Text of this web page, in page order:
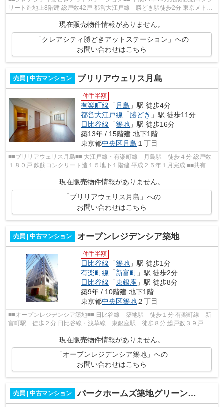
リート造地上8階建 総戸数42戸 都営大江戸線 勝どき駅徒歩2分 東京メトロ
現在販売物件情報がありません。
「クレアシティ勝どきアットステーション」への
お問い合わせはこちら
売買 | 中古マンション ブリリアウェリス月島
仲手半額
有楽町線 「 月島 」駅 徒歩4分
都営大江戸線 「 勝どき 」駅 徒歩11分
日比谷線 「築地 」駅 徒歩16分
築13年 / 15階建 地下1階
東京都中央区月島 １丁目
■■ブリリアウェリス月島■■ 大江戸線・有楽町線 月島駅 徒歩４分 総戸数
１８０戸 鉄筋コンクリート造１５地下１階建 平成２５年１月完成 ■■共有部
現在販売物件情報がありません。
「ブリリアウェリス月島」への
お問い合わせはこちら
売買 | 中古マンション オープンレジデンシア築地
仲手半額
日比谷線 「築地 」駅 徒歩1分
有楽町線 「新富町 」駅 徒歩2分
日比谷線 「東銀座 」駅 徒歩8分
築9年 / 10階建 地下1階
東京都中央区築地２丁目
■■オープンレジデンシア築地■■ 日比谷線 築地駅 徒歩１分 有楽町線 新
富町駅 徒歩２分 日比谷線・浅草線 東銀座駅 徒歩８分 総戸数３９戸 鉄
筋コンクリート造地下1階地上１０...
現在販売物件情報がありません。
「オープンレジデンシア築地」への
お問い合わせはこちら
売買 | 中古マンション パークホームズ築地グリーンサイド